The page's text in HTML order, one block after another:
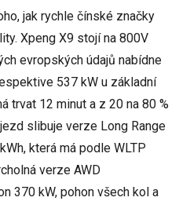
jak rychle čínské značky
Xpeng X9 stojí na 800V
evropských údajů nabídne
537 kW u základní
trvat 12 minut a z 20 na 80 %
slibuje verze Long Range
která má podle WLTP
verze AWD
370 kW, pohon všech kol a